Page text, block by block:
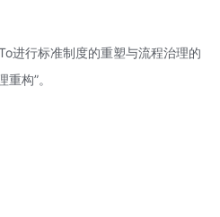
进行标准制度的重塑与流程治理的
构”。